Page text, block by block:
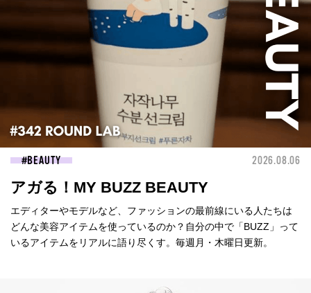
BEAUTY 2026.08.06
アガる！MY BUZZ BEAUTY
エディターやモデルなど、ファッションの最前線にいる人たちは
どんな美容アイテムを使っているのか？自分の中で「BUZZ」って
いるアイテムをリアルに語り尽くす。毎週月・木曜日更新。